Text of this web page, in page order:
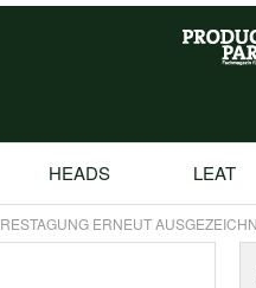
HEADS LEAT
ERNEUT